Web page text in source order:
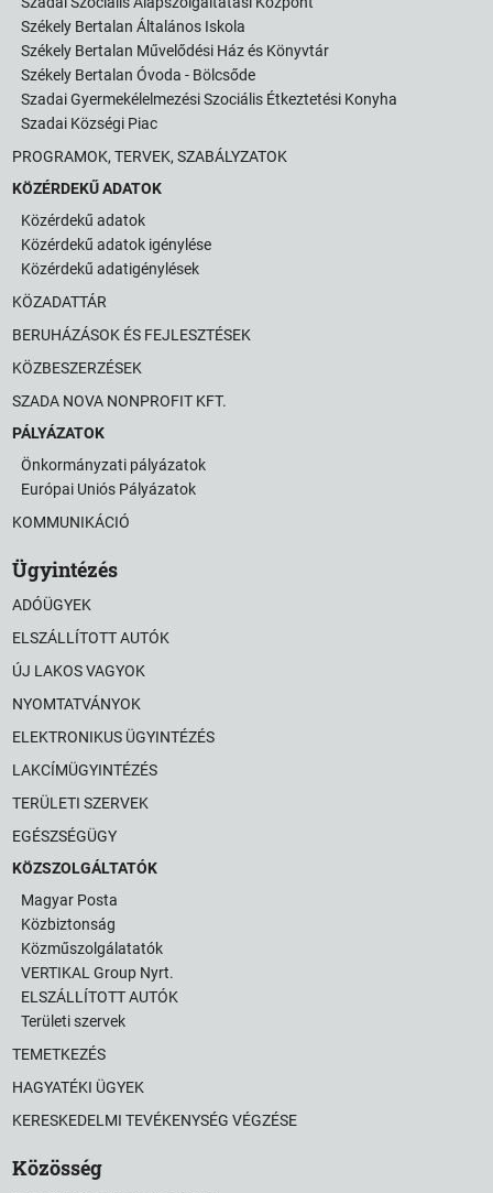
Székely Bertalan Általános Iskola
Székely Bertalan Művelődési Ház és Könyvtár
Székely Bertalan Óvoda - Bölcsőde
Szadai Gyermekélelmezési Szociális Étkeztetési Konyha
Szadai Községi Piac
PROGRAMOK, TERVEK, SZABÁLYZATOK
KÖZÉRDEKŰ ADATOK
Közérdekű adatok
Közérdekű adatok igénylése
Közérdekű adatigénylések
KÖZADATTÁR
BERUHÁZÁSOK ÉS FEJLESZTÉSEK
KÖZBESZERZÉSEK
SZADA NOVA NONPROFIT KFT.
PÁLYÁZATOK
Önkormányzati pályázatok
Európai Uniós Pályázatok
KOMMUNIKÁCIÓ
Ügyintézés
ADÓÜGYEK
ELSZÁLLÍTOTT AUTÓK
ÚJ LAKOS VAGYOK
NYOMTATVÁNYOK
ELEKTRONIKUS ÜGYINTÉZÉS
LAKCÍMÜGYINTÉZÉS
TERÜLETI SZERVEK
EGÉSZSÉGÜGY
KÖZSZOLGÁLTATÓK
Magyar Posta
Közbiztonság
Közműszolgálatatók
VERTIKAL Group Nyrt.
ELSZÁLLÍTOTT AUTÓK
Területi szervek
TEMETKEZÉS
HAGYATÉKI ÜGYEK
KERESKEDELMI TEVÉKENYSÉG VÉGZÉSE
Közösség